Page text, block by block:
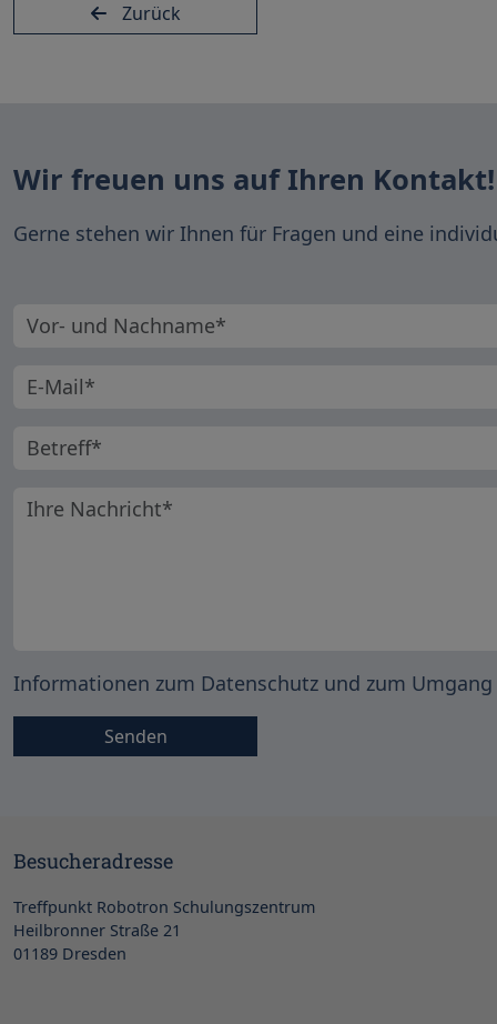
Zurück
Wir freuen uns auf Ihren Kontakt!
Gerne stehen wir Ihnen für Fragen und eine
Vorname und Nachname
E-Mail-Adresse
Betreff
Ihre Nachricht
Informationen zum Datenschutz und zum
Besucheradresse
Treffpunkt Robotron Schulungszentrum
Heilbronner Straße 21
01189 Dresden